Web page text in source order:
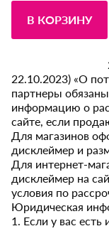
В КОРЗИНУ
22.10.2023) «О
партнеры
информацию о
сайте, если
Для магазинов
дисклеймер и
Для интернет-
дисклеймер на
условия по
Юридическая
1. Если у вас есть